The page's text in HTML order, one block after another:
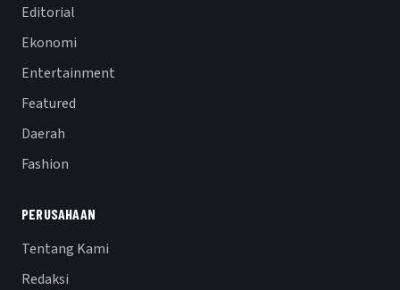
Editorial
Ekonomi
Entertainment
Featured
Daerah
Fashion
PERUSAHAAN
Tentang Kami
Redaksi